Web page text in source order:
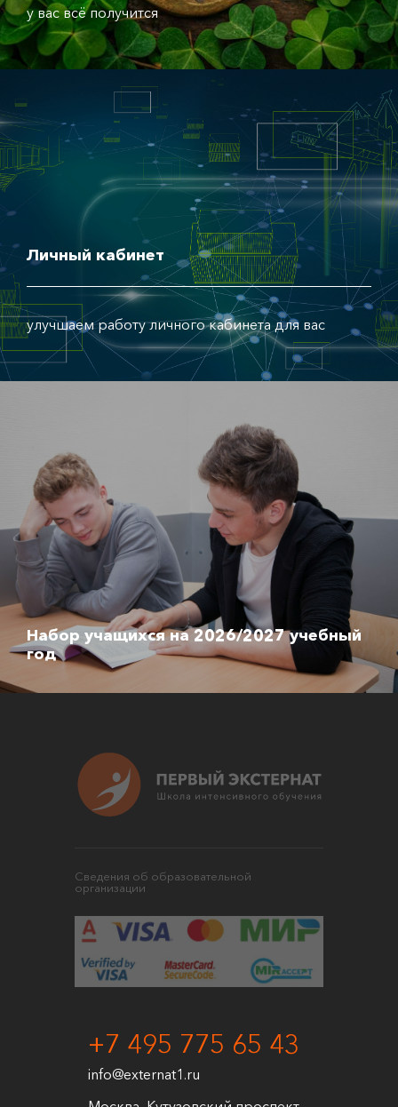
у вас всё получится
Личный кабинет
улучшаем работу личного кабинета для вас
Набор учащихся на 2026/2027 учебный
год
Сведения об образовательной
организации
+7 495 775 65 43
info@externat1.ru